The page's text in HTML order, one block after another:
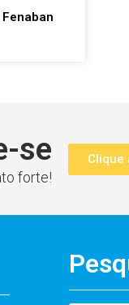
se
forte!
Clique